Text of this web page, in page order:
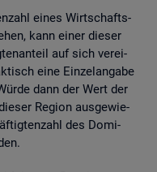
eines Wirt­schafts­
kann einer die­ser
auf sich ver­ei­
eine Ein­zel­an­ga­be
dann der Wert der
Re­gi­on aus­ge­wie­
des Do­mi­